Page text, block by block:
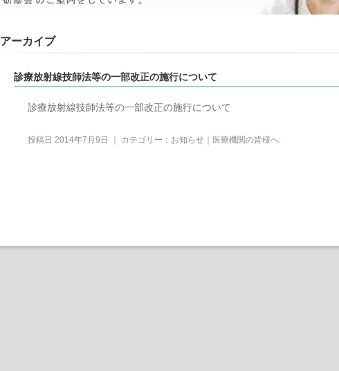
アーカイブ
診療放射線技師法等の一部改正の施行について
診療放射線技師法等の一部改正の施行について
投稿日 2014年7月9日 ｜ カテゴリー： お知らせ｜医療機関の皆様へ.